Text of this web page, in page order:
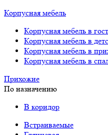
Корпусная мебель
Корпусная мебель в
Корпусная мебель в
Корпусная мебель в
Корпусная мебель в
Прихожие
По назначению
В коридор
Встраиваемые